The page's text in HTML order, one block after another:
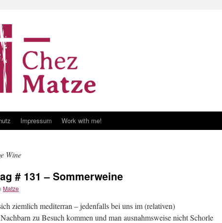
Impressum Work with me!
Wine
# 131 – Sommerweine
Matze
ziemlich mediterran – jedenfalls bei uns im (relativen)
zu Besuch kommen und man ausnahmsweise nicht Schorle